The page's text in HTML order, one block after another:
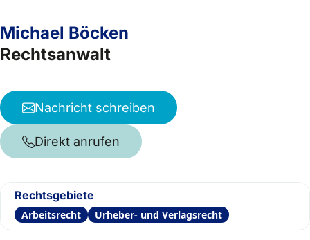
Michael Böcken
Rechtsanwalt
Nachricht schreiben
Direkt anrufen
Rechtsgebiete
Arbeitsrecht Urheber- und Verlagsrecht